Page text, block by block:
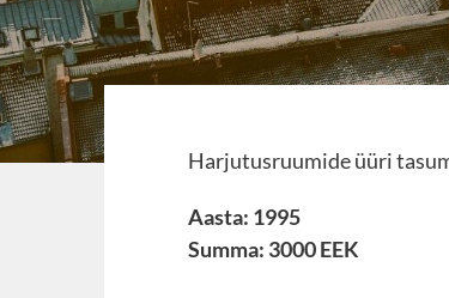
Harjutusruumide üüri
Aasta: 1995
Summa: 3000 EEK